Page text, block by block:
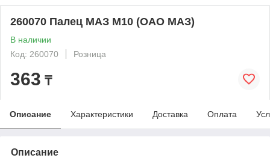
260070 Палец МАЗ М10 (ОАО МАЗ)
В наличии
Код: 260070
Розница
363 ₸
Описание Характеристики Доставка Оплата
Описание